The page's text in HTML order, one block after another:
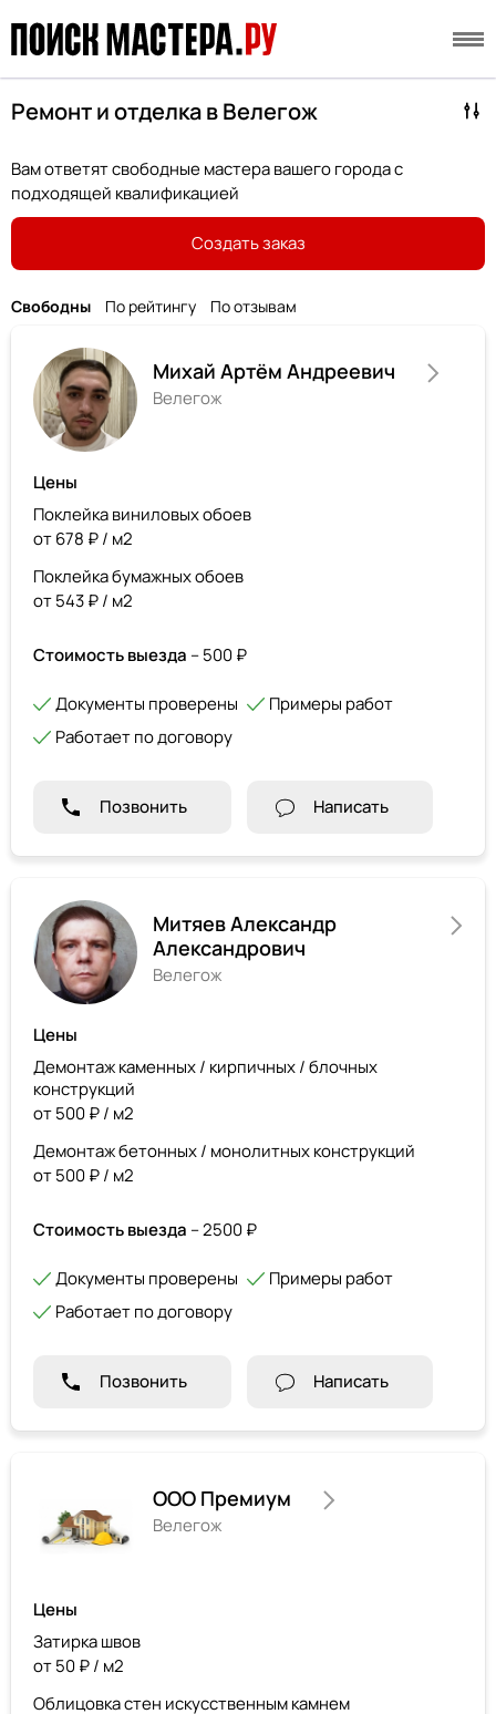
Ремонт и отделка в Велегож
Вам ответят свободные мастера вашего города с
подходящей квалификацией
Создать заказ
Свободны По рейтингу По отзывам
Михай Артём Андреевич
Велегож
Цены
Поклейка виниловых обоев
от 678 ₽ / м2
Поклейка бумажных обоев
от 543 ₽ / м2
Стоимость выезда – 500 ₽
Документы проверены
Примеры работ
Работает по договору
Позвонить Написать
Митяев Александр
Александрович
Велегож
Цены
Демонтаж каменных / кирпичных / блочных
конструкций
от 500 ₽ / м2
Демонтаж бетонных / монолитных конструкций
от 500 ₽ / м2
Стоимость выезда – 2500 ₽
Документы проверены
Примеры работ
Работает по договору
Позвонить Написать
ООО Премиум
Велегож
Цены
Затирка швов
от 50 ₽ / м2
Облицовка стен искусственным камнем